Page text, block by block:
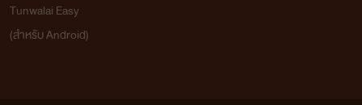
Tunwalai Easy
(สำหรับ Android)